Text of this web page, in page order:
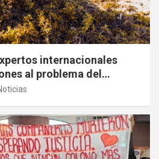
internacionales
al problema del